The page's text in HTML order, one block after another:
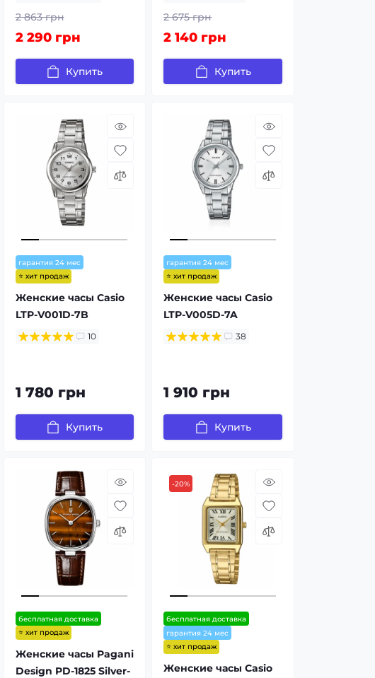
2 863 грн
2 290 грн
Купить
2 675 грн
2 140 грн
Купить
гарантия 24 мес
⭐ хит продаж
Женские часы Casio
LTP-V001D-7B
10
1 780 грн
Купить
гарантия 24 мес
⭐ хит продаж
Женские часы Casio
LTP-V005D-7A
38
1 910 грн
Купить
бесплатная доставка
⭐ хит продаж
Женские часы Pagani
Design PD-1825 Silver-
-20%
бесплатная доставка
гарантия 24 мес
⭐ хит продаж
Женские часы Casio